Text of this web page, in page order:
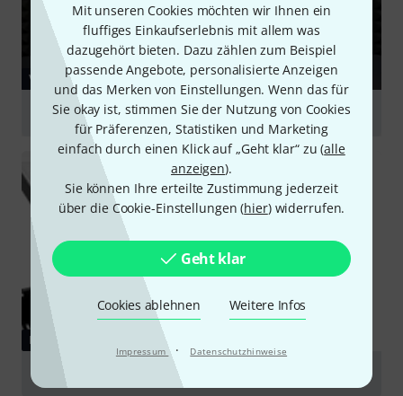
Mit unseren Cookies möchten wir Ihnen ein
fluffiges Einkaufserlebnis mit allem was
dazugehört bieten. Dazu zählen zum Beispiel
passende Angebote, personalisierte Anzeigen
und das Merken von Einstellungen. Wenn das für
Sie okay ist, stimmen Sie der Nutzung von Cookies
für Präferenzen, Statistiken und Marketing
einfach durch einen Klick auf „Geht klar“ zu (alle
anzeigen).
Sie können Ihre erteilte Zustimmung jederzeit
über die Cookie-Einstellungen (hier) widerrufen.
Geht klar
Cookies ablehnen Weitere Infos
Impressum · Datenschutzhinweise
VIDEO
Varytec Retro Blinder TRI 180
abspielen
RATGEBER